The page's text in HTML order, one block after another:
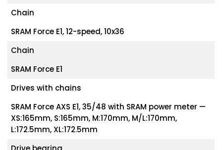
Chain
SRAM Force E1, 12-speed, 10x36
Chain
SRAM Force E1
Drives with chains
SRAM Force AXS E1, 35/48 with SRAM power meter —
XS:165mm, S:165mm, M:170mm, M/L:170mm,
L:172.5mm, XL:172.5mm